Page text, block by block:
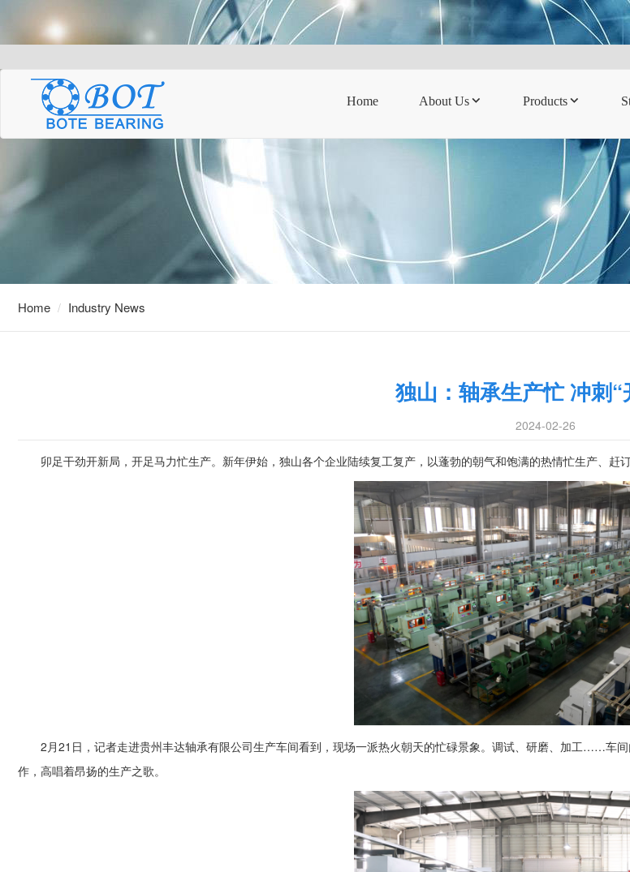
Home About Us Products
Home Industry News
独山：轴承生产忙 冲刺“
2024-02-26
卯足干劲开新局，开足马力忙生产。新年伊始，独山各个企业陆续复工复产，以蓬勃的朝气和饱满的热情忙生产、赶订
2月21日，记者走进贵州丰达轴承有限公司生产车间看到，现场一派热火朝天的忙碌景象。调试、研磨、加工……车
作，高唱着昂扬的生产之歌。